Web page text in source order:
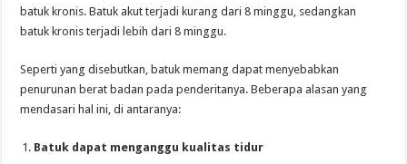
batuk kronis. Batuk akut terjadi kurang dari 8 minggu, sedangkan
batuk kronis terjadi lebih dari 8 minggu.
Seperti yang disebutkan, batuk memang dapat menyebabkan
penurunan berat badan pada penderitanya. Beberapa alasan yang
mendasari hal ini, di antaranya:
Batuk dapat menganggu kualitas tidur